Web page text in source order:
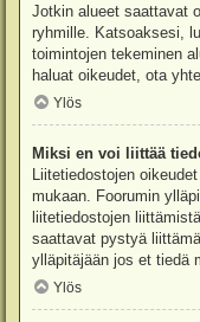
Jotkin alueet saattavat
ryhmille. Katsoaksesi,
toimintojen tekeminen
haluat oikeudet, ota
Ylös
Miksi en voi liittää
Liitetiedostojen
mukaan. Foorumin
liitetiedostojen
saattavat pystyä
ylläpitäjään jos et tiedä
Ylös